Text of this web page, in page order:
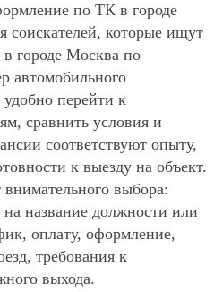
по ТК в городе
соискателей, которые ищут
городе Москва по
автомобильного
перейти к
сравнить условия и
соответствуют опыту,
к выезду на объект.
выбора:
название должности или
оплату, оформление,
требования к
выхода.